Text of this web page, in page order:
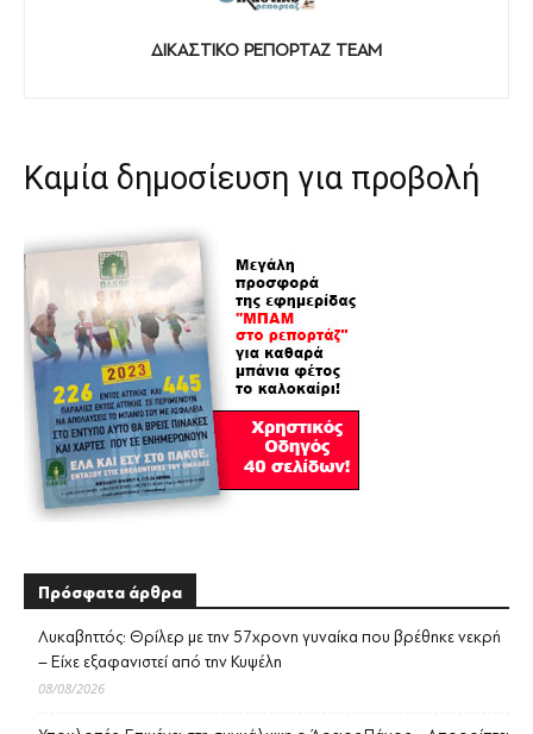
ΔΙΚΑΣΤΙΚΟ ΡΕΠΟΡΤΑΖ TEAM
Καμία δημοσίευση για προβολή
Πρόσφατα άρθρα
Λυκαβηττός: Θρίλερ με την 57χρονη γυναίκα που βρέθηκε νεκρή
– Είχε εξαφανιστεί από την Κυψέλη
08/08/2026